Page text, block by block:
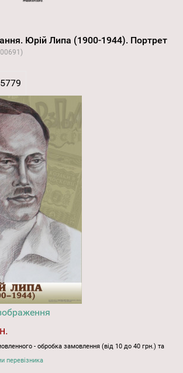
Юрій Липа (1900-1944). Портрет
)
5779
- обробка замовлення (від 10 до 40 грн.) та
перевізника